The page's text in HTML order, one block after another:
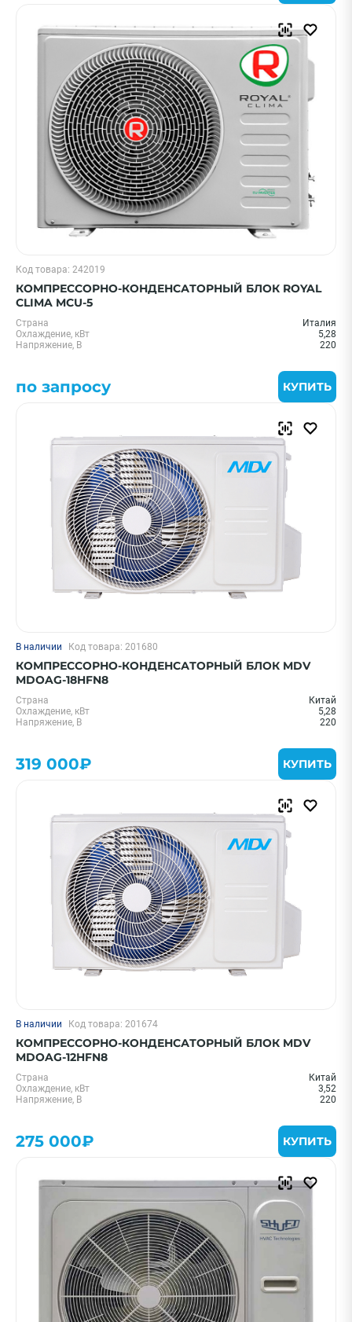
Код товара: 242019
КОМПРЕССОРНО-КОНДЕНСАТОРНЫЙ БЛОК ROYAL
CLIMA MCU-5
Страна
Италия
Охлаждение, кВт
5,28
Напряжение, В
220
по запросу КУПИТЬ
В наличии Код товара: 201680
КОМПРЕССОРНО-КОНДЕНСАТОРНЫЙ БЛОК MDV
MDOAG-18HFN8
Страна
Китай
Охлаждение, кВт
5,28
Напряжение, В
220
319 000₽ КУПИТЬ
В наличии Код товара: 201674
КОМПРЕССОРНО-КОНДЕНСАТОРНЫЙ БЛОК MDV
MDOAG-12HFN8
Страна
Китай
Охлаждение, кВт
3,52
Напряжение, В
220
275 000₽ КУПИТЬ